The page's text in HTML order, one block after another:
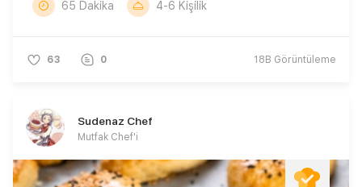
65 Dakika 4-6 Kişilik
63 0 18B Görüntüleme
Sudenaz Chef
Mutfak Chef'i